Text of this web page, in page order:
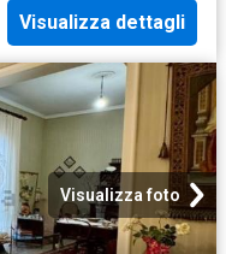
Visualizza dettagli
Visualizza foto